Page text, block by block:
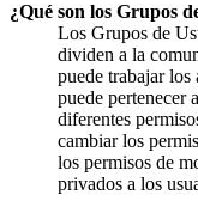
¿Qué son los Grupos
Los Grupos de
dividen a la
puede trabajar
puede pertenecer
diferentes
cambiar los
los permisos de
privados a los